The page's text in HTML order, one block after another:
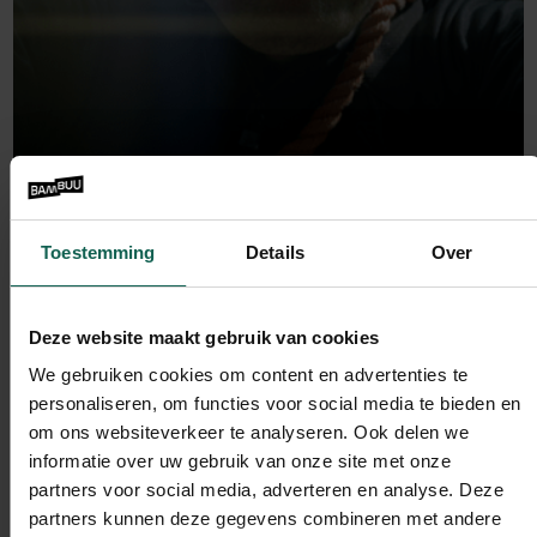
Toestemming Details Over
Deze website maakt gebruik van cookies
We gebruiken cookies om content en advertenties te
personaliseren, om functies voor social media te bieden en
om ons websiteverkeer te analyseren. Ook delen we
informatie over uw gebruik van onze site met onze
partners voor social media, adverteren en analyse. Deze
partners kunnen deze gegevens combineren met andere
Bambuu plek #2 bemachtigd in
Emerce100!
Lees verder